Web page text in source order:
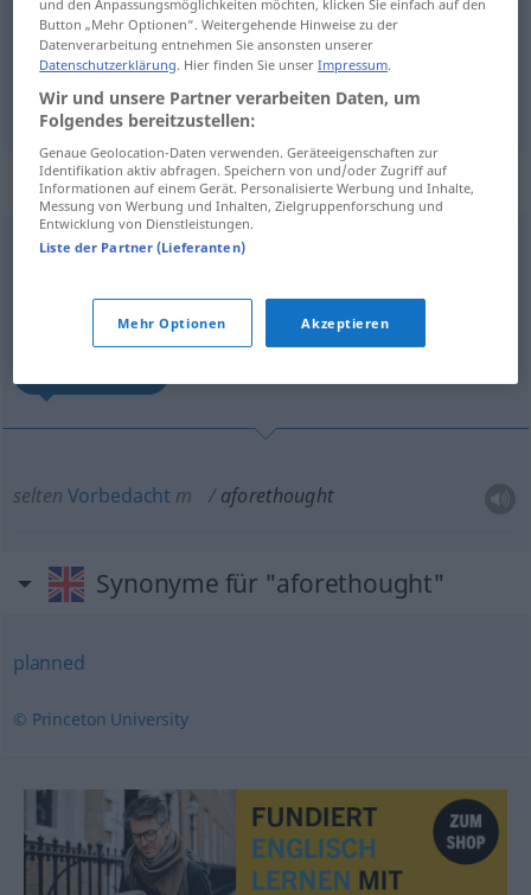
vorbedacht aforethought
„aforethought“: noun
aforethoughts
Übersicht aller Übersetzungen
(Für mehr Details die Übersetzung anklicken/antippen)
selten Vorbedacht m aforethought
Synonyme für "aforethought"
planned
© Princeton University
und den Anpassungsmöglichkeiten möchten, klicken Sie einfach auf den
Button „Mehr Optionen“. Weitergehende Hinweise zu der
Datenverarbeitung entnehmen Sie ansonsten unserer
Datenschutzerklärung. Hier finden Sie unserImpressum.
Wir und unsere Partner verarbeiten Daten, um
Folgendes bereitzustellen:
Genaue Geolocation-Daten verwenden. Geräteeigenschaften zur
Identifikation aktiv abfragen. Speichern von und/oder Zugriff auf
Informationen auf einem Gerät. Personalisierte Werbung und Inhalte,
Messung von Werbung und Inhalten, Zielgruppenforschung und
Entwicklung von Dienstleistungen.
Liste der Partner (Lieferanten)
Mehr Optionen Akzeptieren